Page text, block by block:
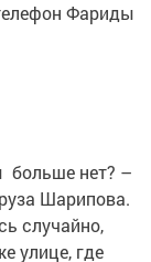
Фариды
нет? –
Шарипова.
случайно,
улице, где